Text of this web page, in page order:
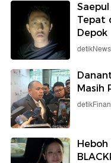
Tepat
Depok
detikNews
Masih
Heboh